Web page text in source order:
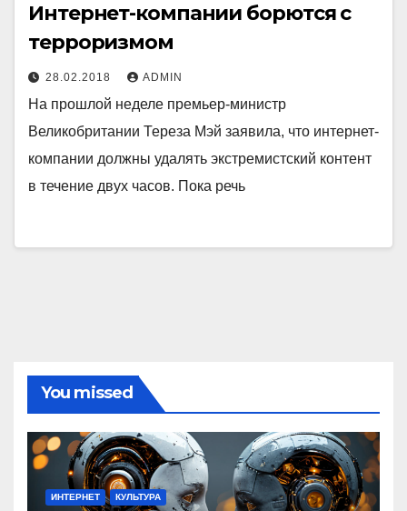
Интернет-компании борются с
терроризмом
28.02.2018 ADMIN
На прошлой неделе премьер-министр
Великобритании Тереза Мэй заявила, что интернет-
компании должны удалять экстремистский контент
в течение двух часов. Пока речь
You missed
ИНТЕРНЕТ КУЛЬТУРА